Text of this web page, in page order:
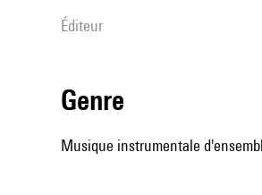
éditeur
genre
Musique instrumentale